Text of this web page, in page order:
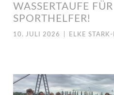
WASSERTAUFE
SPORTHELFER!
10. JULI 2026 ELKE